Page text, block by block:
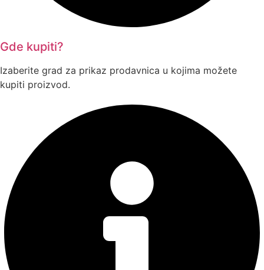
Gde kupiti?
Izaberite grad za prikaz prodavnica u kojima možete
kupiti proizvod.